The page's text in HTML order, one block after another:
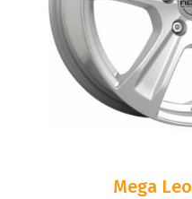
Mega